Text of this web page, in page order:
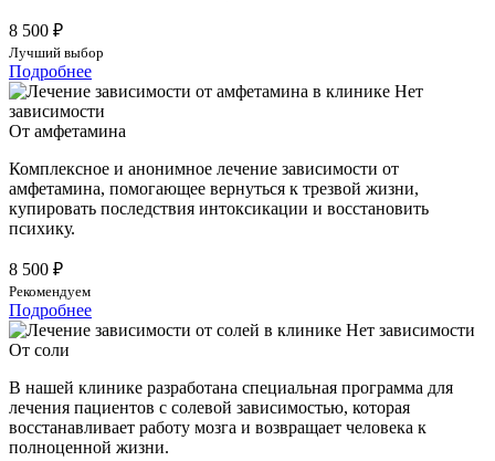
8 500 ₽
Лучший выбор
Подробнее
От амфетамина
Комплексное и анонимное лечение зависимости от
амфетамина, помогающее вернуться к трезвой жизни,
купировать последствия интоксикации и восстановить
психику.
8 500 ₽
Рекомендуем
Подробнее
От соли
В нашей клинике разработана специальная программа для
лечения пациентов с солевой зависимостью, которая
восстанавливает работу мозга и возвращает человека к
полноценной жизни.